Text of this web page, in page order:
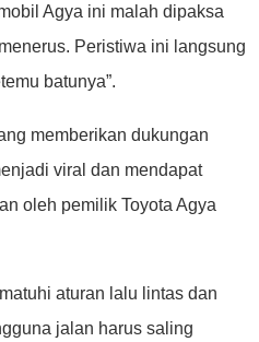
Agya ini malah dipaksa
Peristiwa ini langsung
batunya”.
memberikan dukungan
viral dan mendapat
oleh pemilik Toyota Agya
aturan lalu lintas dan
jalan harus saling